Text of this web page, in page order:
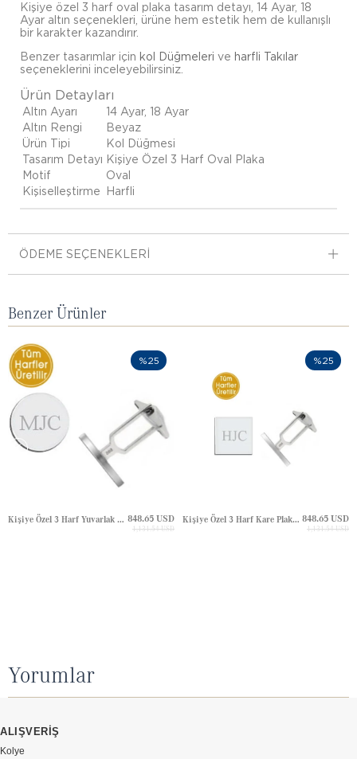
Kişiye özel 3 harf oval plaka tasarım detayı, 14 Ayar, 18
Ayar altın seçenekleri, ürüne hem estetik hem de kullanışlı
bir karakter kazandırır.
Benzer tasarımlar için kol Düğmeleri ve harfli Takılar
seçeneklerini inceleyebilirsiniz.
Ürün Detayları
Altın Ayarı
14 Ayar, 18 Ayar
Altın Rengi
Beyaz
Ürün Tipi
Kol Düğmesi
Tasarım Detayı Kişiye Özel 3 Harf Oval Plaka
Motif
Oval
Kişiselleştirme
Harfli
ÖDEME SEÇENEKLERI
Benzer Ürünler
Kişiye Özel 3 Harf Yuvarlak Plaka Altın Kol Düğmesi 848.65 USD
1,131.54 USD
%25
Kişiye Özel 3 Harf Kare Plaka Altın Kol Düğmesi 848.65 USD
1,131.54 USD
%25
Yorumlar
ALIŞVERİŞ
Kolye